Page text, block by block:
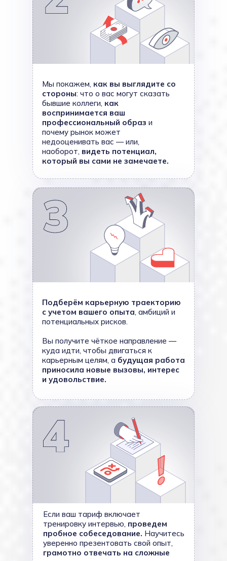
Мы покажем, как вы выглядите со
стороны: что о вас могут сказать
бывшие коллеги, как
воспринимается ваш
профессиональный образ и
почему рынок может
недооценивать вас — или,
наоборот, видеть потенциал,
который вы сами не замечаете.
Подберём карьерную траекторию
с учетом вашего опыта, амбиций и
потенциальных рисков.
Вы получите чёткое направление —
куда идти, чтобы двигаться к
карьерным целям, а будущая работа
приносила новые вызовы, интерес
и удовольствие.
Если ваш тариф включает
тренировку интервью, проведем
пробное собеседование. Научитесь
уверенно презентовать свой опыт,
грамотно отвечать на сложные